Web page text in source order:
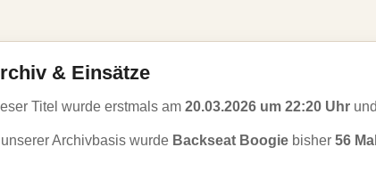
& Einsätze
Titel wurde erstmals am 20.03.2026 um 22:20 Uhr
unserer Archivbasis wurde Backseat Boogie bisher 56 Mal